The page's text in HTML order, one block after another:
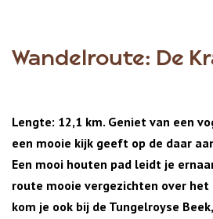
Wandelroute: De
Lengte: 12,1 km. Geniet van een
een mooie kijk geeft op de daar
Een mooi houten pad leidt je
route mooie vergezichten over
kom je ook bij de Tungelroyse